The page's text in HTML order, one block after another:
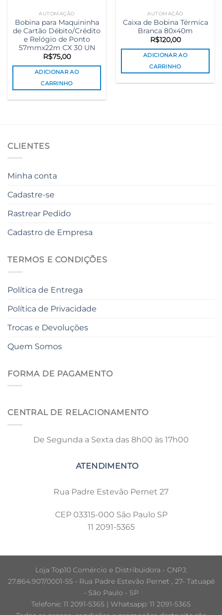
AUTOMAÇÃO
Bobina para Maquininha
de Cartão Débito/Crédito
e Relógio de Ponto
57mmx22m CX 30 UN
R$75,00
ADICIONAR AO
CARRINHO
AUTOMAÇÃO
Caixa de Bobina Térmica
Branca 80x40m
R$120,00
ADICIONAR AO
CARRINHO
CLIENTES
Minha conta
Cadastre-se
Rastrear Pedido
Cadastro de Empresa
TERMOS E CONDIÇÕES
Política de Entrega
Política de Privacidade
Trocas e Devoluções
Quem Somos
FORMA DE PAGAMENTO
CENTRAL DE RELACIONAMENTO
De Segunda a Sexta das 8h00 às 17h00
Rua Padre Estevão Pernet 27
CEP 03315-000 São Paulo SP
11 2091-5365
Loja Top10 Comércio e Distribuidora - CNPJ:
27.864.907/0001-55 - Rua Padre Estevão Pernet , 27- Tatuapé
- São Paulo - SP
Telefone: 11 2091-5365 | Whatsapp: 11 2091-5365